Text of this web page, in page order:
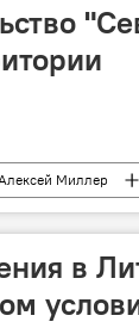
Миллер
Северный
в